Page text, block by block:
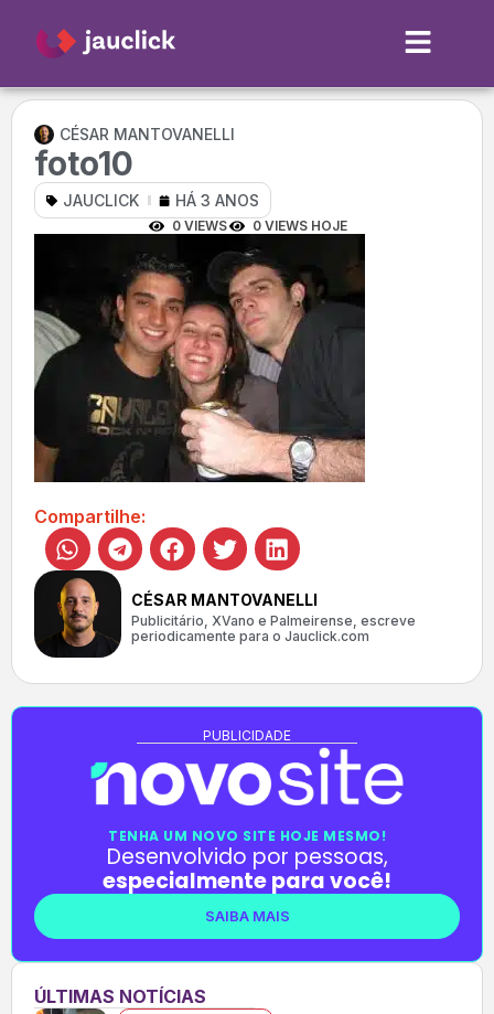
CÉSAR MANTOVANELLI
foto10
JAUCLICK HÁ 3 ANOS
0 VIEWS 0 VIEWS HOJE
Compartilhe:
CÉSAR MANTOVANELLI
Publicitário, XVano e Palmeirense, escreve
periodicamente para o Jauclick.com
PUBLICIDADE
TENHA UM NOVO SITE HOJE MESMO!
Desenvolvido por pessoas,
especialmente para você!
SAIBA MAIS
ÚLTIMAS NOTÍCIAS